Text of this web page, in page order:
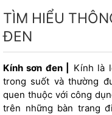
TÌM HIỂU
ĐEN
Kính sơn đen |
Kính là
trong suốt và thường
quen thuộc với công
trên những bàn trang